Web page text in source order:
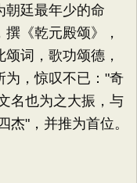
朝廷最年少的命
《乾元殿颂》，
词，歌功颂德，
为，惊叹不已："奇
名也为之大振，与
杰"，并推为首位。